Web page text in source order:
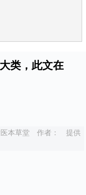
类，此文在
本草堂 作者：
提供